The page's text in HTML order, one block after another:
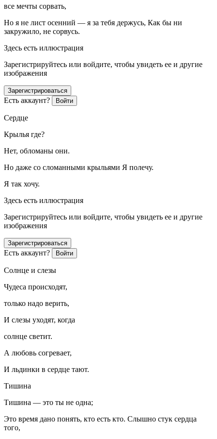
все мечты сорвать,
Но я не лист осенний — я за тебя держусь, Как бы ни
закружило, не сорвусь.
Здесь есть иллюстрация
Зарегистрируйтесь или войдите, чтобы увидеть ее и другие
изображения
Зарегистрироваться
Есть аккаунт? Войти
Сердце
Крылья где?
Нет, обломаны они.
Но даже со сломанными крыльями Я полечу.
Я так хочу.
Здесь есть иллюстрация
Зарегистрируйтесь или войдите, чтобы увидеть ее и другие
изображения
Зарегистрироваться
Есть аккаунт? Войти
Солнце и слезы
Чудеса происходят,
только надо верить,
И слезы уходят, когда
солнце светит.
А любовь согревает,
И льдинки в сердце тают.
Тишина
Тишина — это ты не одна;
Это время дано понять, кто есть кто. Слышно стук сердца
того,